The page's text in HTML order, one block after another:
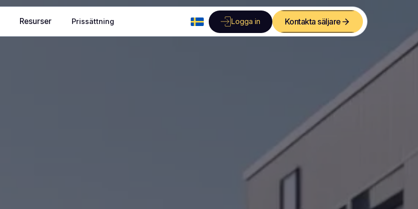
Resurser Prissättning Logga in Kontakta säljare